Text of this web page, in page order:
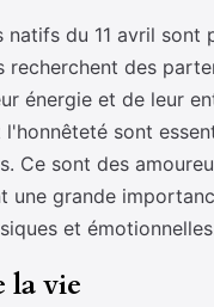
natifs du 11 avril sont
recherchent des
énergie et de leur
sont
Ce sont des
une grande
et
la vie